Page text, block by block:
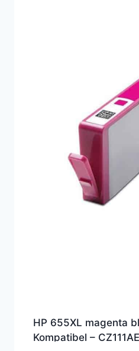
HP 655XL magenta
Kompatibel – CZ111AE